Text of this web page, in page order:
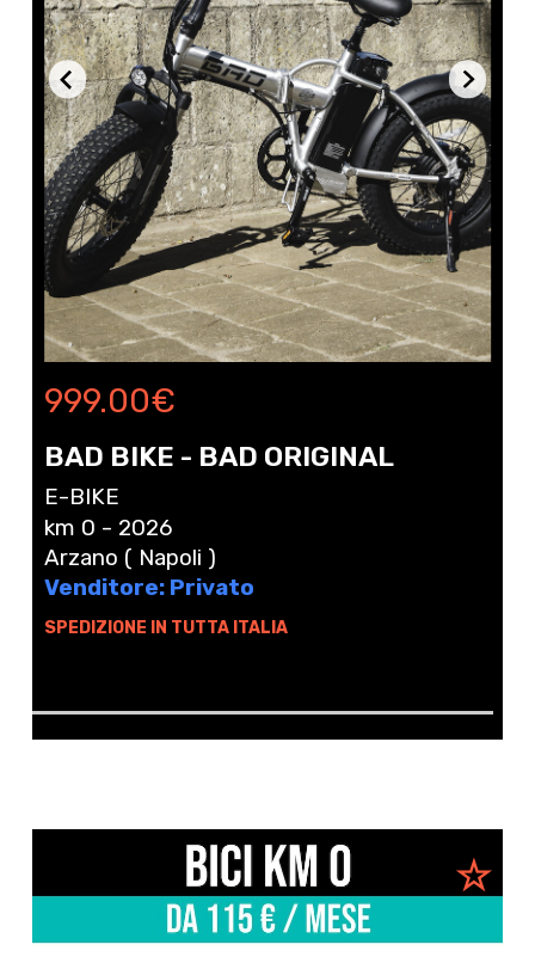
€ 9149.00
RIESE UND MULLER - SUPER
DELITE MOUNTAIN TOURING
E-BIKE
Used - 2023
Varese
Venditore: Privato